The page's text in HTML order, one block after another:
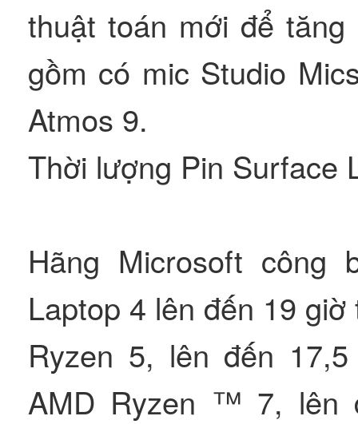
thuật toán mới để
gồm có mic Studio
Atmos 9.
Thời lượng Pin Surface
Hãng Microsoft công
Laptop 4 lên đến 19
Ryzen 5, lên đến
AMD Ryzen ™ 7, lên